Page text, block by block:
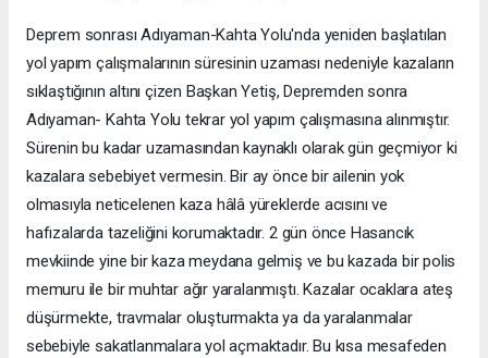
Deprem sonrası Adıyaman-Kahta Yolu'nda yeniden başlatılan
yol yapım çalışmalarının süresinin uzaması nedeniyle kazaların
sıklaştığının altını çizen Başkan Yetiş, Depremden sonra
Adıyaman- Kahta Yolu tekrar yol yapım çalışmasına alınmıştır.
Sürenin bu kadar uzamasından kaynaklı olarak gün geçmiyor ki
kazalara sebebiyet vermesin. Bir ay önce bir ailenin yok
olmasıyla neticelenen kaza hâlâ yüreklerde acısını ve
hafızalarda tazeliğini korumaktadır. 2 gün önce Hasancık
mevkiinde yine bir kaza meydana gelmiş ve bu kazada bir polis
memuru ile bir muhtar ağır yaralanmıştı. Kazalar ocaklara ateş
düşürmekte, travmalar oluşturmakta ya da yaralanmalar
sebebiyle sakatlanmalara yol açmaktadır. Bu kısa mesafeden